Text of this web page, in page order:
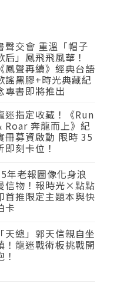
聲交會 重溫「帽子
后」鳳飛飛風華！
《鳳聲再續》經典台語
謠黑膠+時光典藏紀
專書即將推出
迷指定收藏！《Run
Roar 奔龍而上》紀
冊募資啟動 限時 35
即刻卡位！
年老報圖像化身浪
信物！報時光×點點
首推限定主題本與快
卡
「天總」郭天信親自坐
！龍迷戰術板挑戰開
！